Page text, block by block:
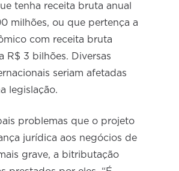
tenha receita bruta anual
milhões, ou que pertença a
com receita bruta
R$ 3 bilhões. Diversas
seriam afetadas
legislação.
problemas que o projeto
jurídica aos negócios de
grave, a bitributação